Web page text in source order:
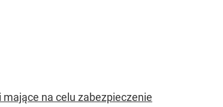
na celu zabezpieczenie